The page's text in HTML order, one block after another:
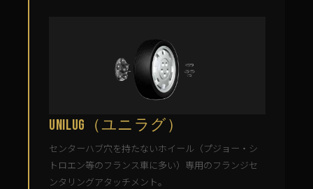
UniLug（ユニラグ）
センターハブ穴を持たないホイール（プジョー・シ
トロエン等のフランス車に多い）専用のフランジセ
ンタリングアタッチメント。